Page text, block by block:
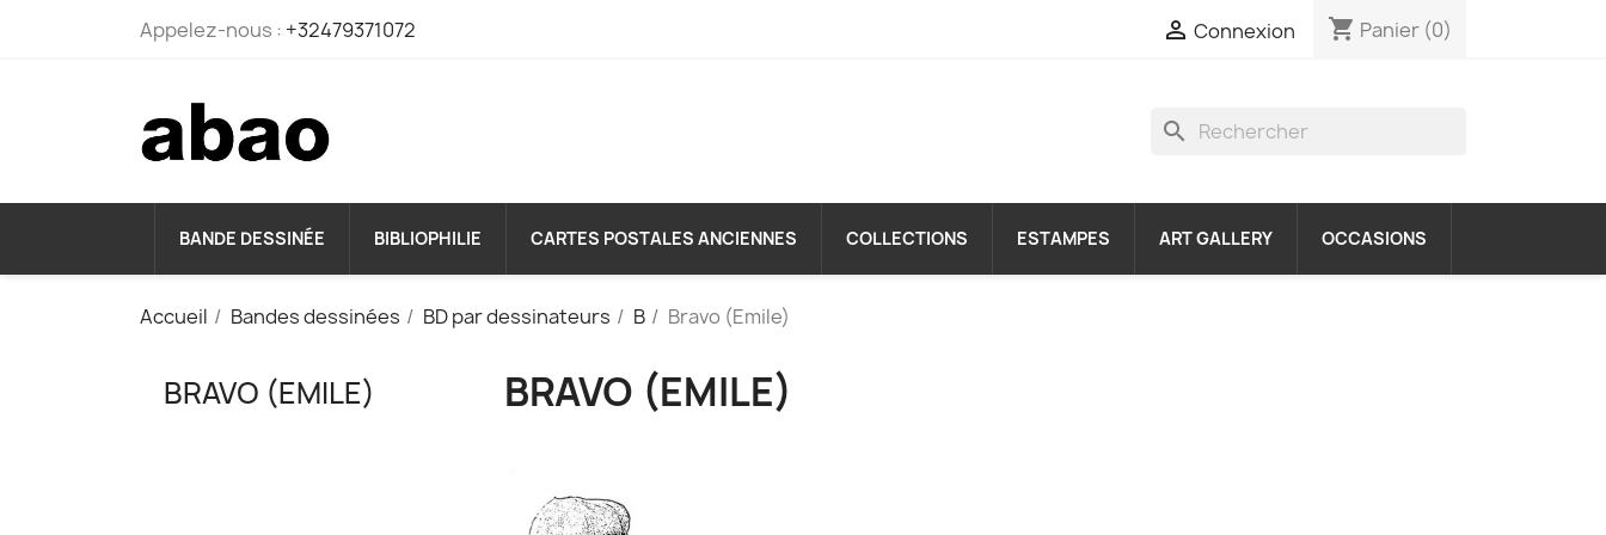
Appelez-nous : +32479371072  Connexion shopping_cart Panier (0)
search
BANDE DESSINÉE BIBLIOPHILIE CARTES POSTALES ANCIENNES COLLECTIONS ESTAMPES ART GALLERY OCCASIONS
Accueil Bandes dessinées BD par dessinateurs B Bravo (Emile)
BRAVO (EMILE) BRAVO (EMILE)